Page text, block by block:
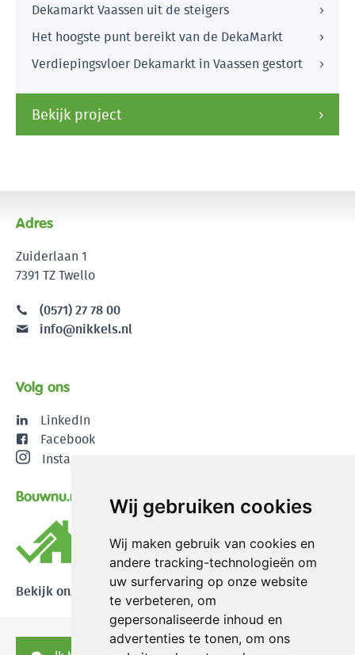
Wij gebruiken cookies
Wij maken gebruik van cookies en
andere tracking-technologieën om
uw surfervaring op onze website
te verbeteren, om
gepersonaliseerde inhoud en
advertenties te tonen, om ons
Dekamarkt Vaassen uit de steigers
Het hoogste punt bereikt van de DekaMarkt
Verdiepingsvloer Dekamarkt in Vaassen gestort
Bekijk project
Adres
Zuiderlaan 1
7391 TZ Twello
(0571) 27 78 00
info@nikkels.nl
Volg ons
LinkedIn
Facebook
Instagram
Bouwnu.nl
Bekijk onze reviews